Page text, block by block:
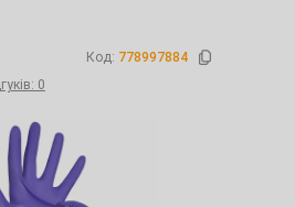
Код: 778997884
0